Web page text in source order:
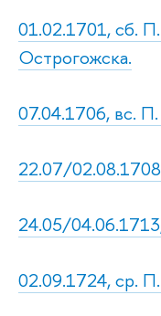
01.02.1701, сб.
Острогожска.
07.04.1706, вс.
22.07/
24.05/
02.09.1724, ср.